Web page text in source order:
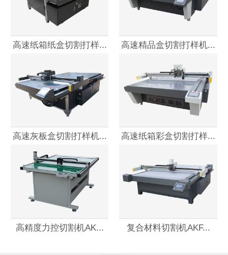
高速纸箱纸盒切割打样... 高速精品盒切割打样机...
高速灰板盒切割打样机... 高速纸箱彩盒切割打样...
高精度力控切割机AK... 复合材料切割机AKF...